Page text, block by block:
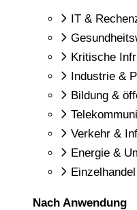
IT &
Kritische
Industrie &
Bildung &
Verkehr &
Energie &
Nach Anwendung